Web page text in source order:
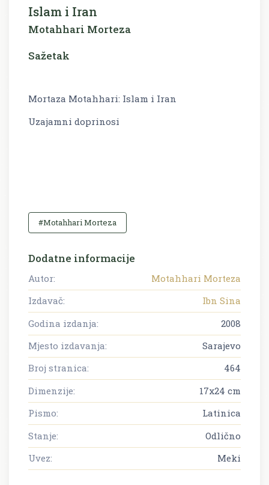
Islam i Iran
Motahhari Morteza
Sažetak
Mortaza Motahhari: Islam i Iran
Uzajamni doprinosi
#Motahhari Morteza
Dodatne informacije
Autor:
Motahhari Morteza
Izdavač:
Ibn Sina
Godina izdanja:
2008
Mjesto izdavanja:
Sarajevo
Broj stranica:
464
Dimenzije:
17x24 cm
Pismo:
Latinica
Stanje:
Odlično
Uvez:
Meki